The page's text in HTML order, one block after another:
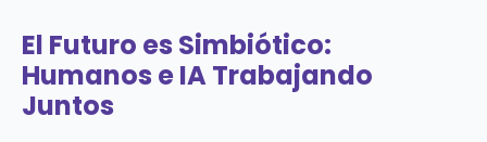
El Futuro es Simbiótico:
Humanos e IA Trabajando
Juntos